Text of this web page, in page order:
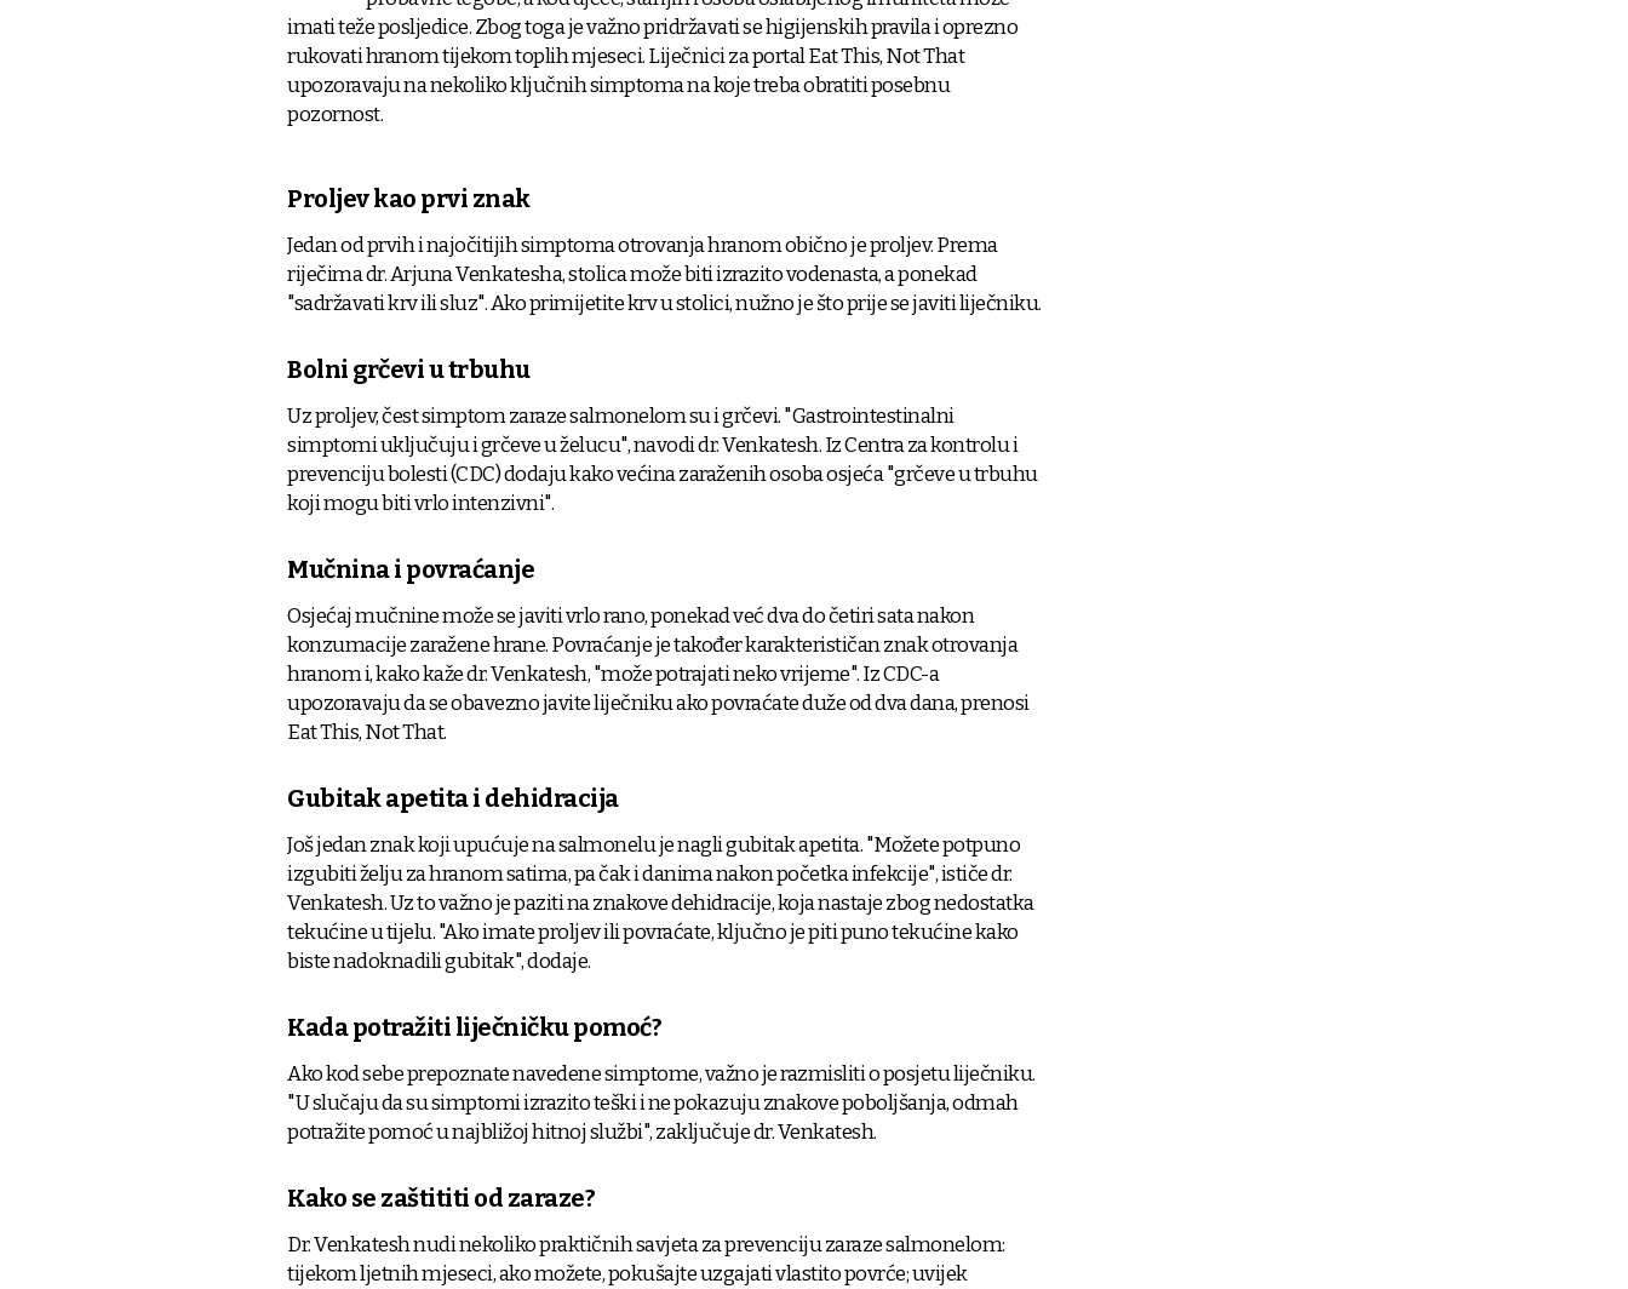
imati teže posljedice. Zbog toga je važno pridržavati se higijenskih pravila i oprezno
rukovati hranom tijekom toplih mjeseci. Liječnici za portal Eat This, Not That
upozoravaju na nekoliko ključnih simptoma na koje treba obratiti posebnu
pozornost.
Proljev kao prvi znak
Jedan od prvih i najočitijih simptoma otrovanja hranom obično je proljev. Prema
riječima dr. Arjuna Venkatesha, stolica može biti izrazito vodenasta, a ponekad
"sadržavati krv ili sluz". Ako primijetite krv u stolici, nužno je što prije se javiti liječniku.
Bolni grčevi u trbuhu
Uz proljev, čest simptom zaraze salmonelom su i grčevi. "Gastrointestinalni
simptomi uključuju i grčeve u želucu", navodi dr. Venkatesh. Iz Centra za kontrolu i
prevenciju bolesti (CDC) dodaju kako većina zaraženih osoba osjeća "grčeve u trbuhu
koji mogu biti vrlo intenzivni".
Mučnina i povraćanje
Osjećaj mučnine može se javiti vrlo rano, ponekad već dva do četiri sata nakon
konzumacije zaražene hrane. Povraćanje je također karakterističan znak otrovanja
hranom i, kako kaže dr. Venkatesh, "može potrajati neko vrijeme". Iz CDC-a
upozoravaju da se obavezno javite liječniku ako povraćate duže od dva dana, prenosi
Eat This, Not That.
Gubitak apetita i dehidracija
Još jedan znak koji upućuje na salmonelu je nagli gubitak apetita. "Možete potpuno
izgubiti želju za hranom satima, pa čak i danima nakon početka infekcije", ističe dr.
Venkatesh. Uz to važno je paziti na znakove dehidracije, koja nastaje zbog nedostatka
tekućine u tijelu. "Ako imate proljev ili povraćate, ključno je piti puno tekućine kako
biste nadoknadili gubitak", dodaje.
Kada potražiti liječničku pomoć?
Ako kod sebe prepoznate navedene simptome, važno je razmisliti o posjetu liječniku.
"U slučaju da su simptomi izrazito teški i ne pokazuju znakove poboljšanja, odmah
potražite pomoć u najbližoj hitnoj službi", zaključuje dr. Venkatesh.
Kako se zaštititi od zaraze?
Dr. Venkatesh nudi nekoliko praktičnih savjeta za prevenciju zaraze salmonelom:
tijekom ljetnih mjeseci, ako možete, pokušajte uzgajati vlastito povrće; uvijek